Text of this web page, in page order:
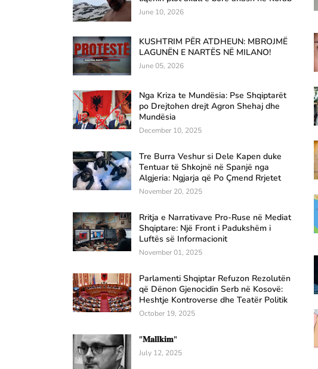
June 10, 2026
KUSHTRIM PËR ATDHEUN: MBROJMË
LAGUNËN E NARTËS NË MILANO!
June 05, 2026
Nga Kriza te Mundësia: Pse Shqiptarët
po Drejtohen drejt Agron Shehaj dhe
Mundësia
December 10, 2025
Tre Burra Veshur si Dele Kapen duke
Tentuar të Shkojnë në Spanjë nga
Algjeria: Ngjarja që Po Çmend Rrjetet
November 20, 2025
Rritja e Narrativave Pro-Ruse në Mediat
Shqiptare: Një Front i Padukshëm i
Luftës së Informacionit
November 01, 2025
Parlamenti Shqiptar Refuzon Rezolutën
që Dënon Gjenocidin Serb në Kosovë:
Heshtje Kontroverse dhe Teatër Politik
October 19, 2025
"𝐌𝐚𝐥𝐥𝐤𝐢𝐦"
July 12, 2025